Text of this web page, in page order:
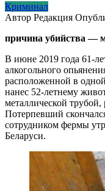
Криминал
Автор Редакция
причина убийства —
В июне 2019 года 61-
алкогольного
расположенной в
нанес 52-летнему
металлической
Потерпевший
сотрудником фермы
Беларуси.